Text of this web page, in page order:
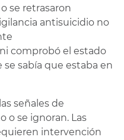
se retrasaron
antisuicidio no
comprobó el estado
sabía que estaba en
señales de
o se ignoran. Las
intervención